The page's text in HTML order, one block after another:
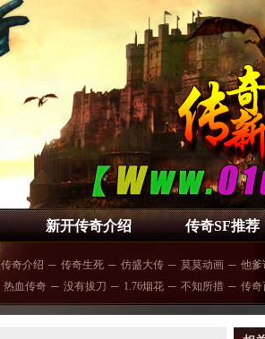
新开传奇介绍 传奇SF推荐
传奇介绍 ─ 传奇生死 ─ 仿盛大传 ─ 莫莫动画 ─ 他爹
热血传奇 ─ 没有拔刀 ─ 1.76烟花 ─ 不知所措 ─ 传奇